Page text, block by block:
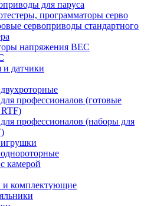
для паруса
программаторы серво
сервоприводы стандартного
напряжения BEC
и датчики
профессионалов (готовые
профессионалов (наборы для
камерой
и комплектующие